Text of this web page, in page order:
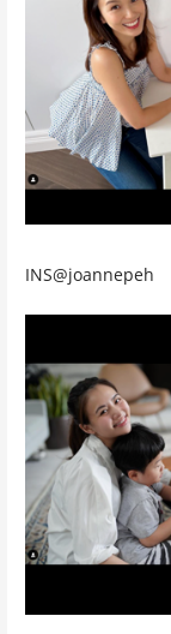
INS@joannepeh